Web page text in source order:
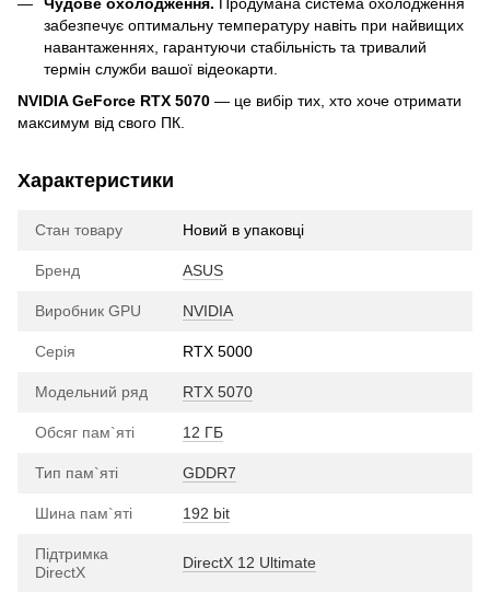
забезпечує оптимальну температуру навіть при найвищих
навантаженнях, гарантуючи стабільність та тривалий
термін служби вашої відеокарти.
NVIDIA GeForce RTX 5070 — це вибір тих, хто хоче отримати
максимум від свого ПК.
Характеристики
Стан товару Новий в упаковці
Бренд ASUS
Виробник GPU NVIDIA
Серія RTX 5000
Модельний ряд RTX 5070
Обсяг пам`яті 12 ГБ
Тип пам`яті GDDR7
Шина пам`яті 192 bit
Підтримка
DirectX
DirectX 12 Ultimate